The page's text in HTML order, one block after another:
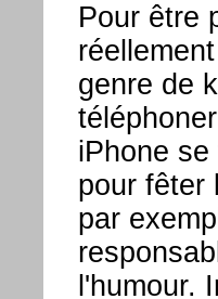
Pour être
genre de
iPhone
pour fêter
par
l'humour.